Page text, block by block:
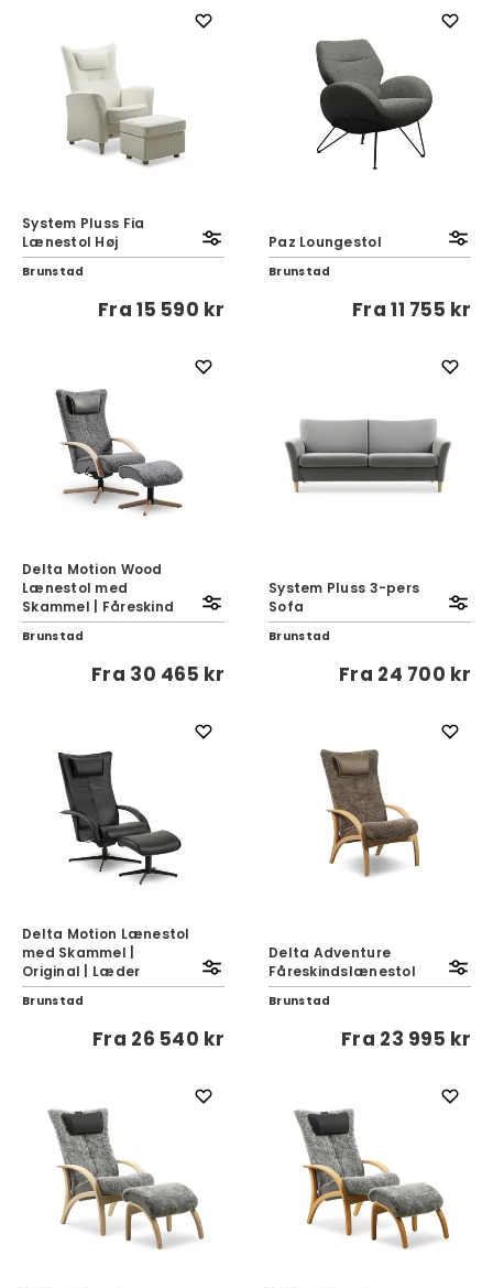
System Pluss Fia
Lænestol Høj
Brunstad
Fra15 590 kr
Paz Loungestol
Brunstad
Fra11 755 kr
Delta Motion Wood
Lænestol med
Skammel | Fåreskind
Brunstad
Fra 30 465 kr
System Pluss 3-pers
Sofa
Brunstad
Fra 24 700 kr
Delta Motion Lænestol
med Skammel |
Original | Læder
Brunstad
Fra 26 540 kr
Delta Adventure
Fåreskindslænestol
Brunstad
Fra 23 995 kr